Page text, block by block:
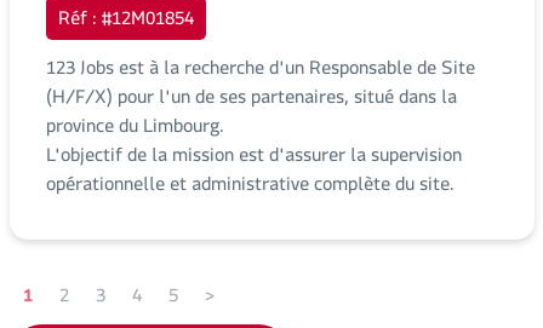
Réf : #12M01854
123 Jobs est à la recherche d'un Responsable de Site
(H/F/X) pour l'un de ses partenaires, situé dans la
province du Limbourg.
L'objectif de la mission est d'assurer la supervision
opérationnelle et administrative complète du site.
1 2 3 4 5 >